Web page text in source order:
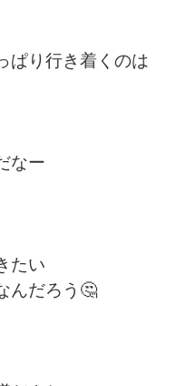
ぱり行き着くのは
なー
たい
んだろう🤔